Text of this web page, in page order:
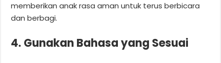
memberikan anak rasa aman untuk terus berbicara
dan berbagi.
4. Gunakan Bahasa yang Sesuai